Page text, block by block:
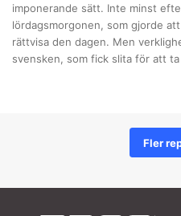
imponerande sätt. Inte minst
lördagsmorgonen, som gjorde
rättvisa den dagen. Men
svensken, som fick slita för att
Fler